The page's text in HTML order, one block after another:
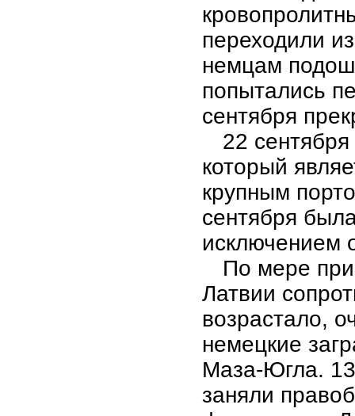
переходили
немцам
попытались
сентября
22
который
крупным
сентября
исключением
По мере
Латвии
возрастало,
немецкие
Маза-Югла. 13
заняли